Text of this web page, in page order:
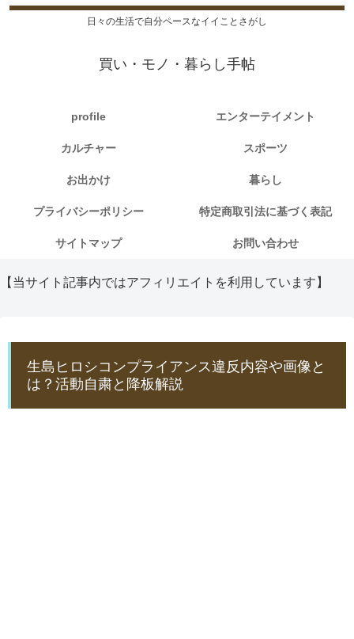
日々の生活で自分ペースなイイことさがし
買い・モノ・暮らし手帖
profile エンターテイメント
カルチャー スポーツ
お出かけ 暮らし
プライバシーポリシー 特定商取引法に基づく表記
サイトマップ お問い合わせ
【当サイト記事内ではアフィリエイトを利用しています】
生島ヒロシコンプライアンス違反内容や画像と
は？活動自粛と降板解説